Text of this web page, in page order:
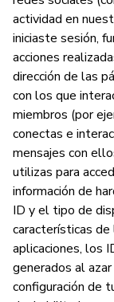
actividad en
iniciaste sesión,
acciones
dirección de las
con los que
miembros (por
conectas e
mensajes con
utilizas para
información de
ID y el tipo de
características
aplicaciones, los
generados al
configuración de